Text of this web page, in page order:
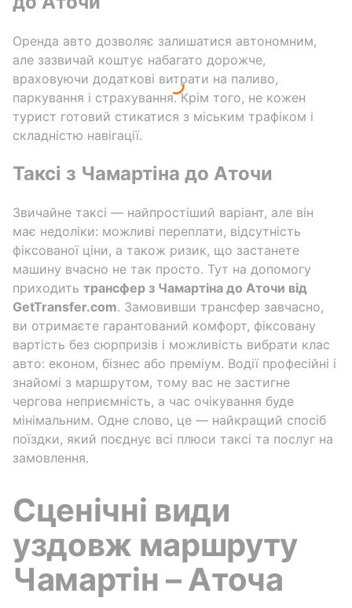
Оренда авто дозволяє залишатися автономним,
але зазвичай коштує набагато дорожче,
враховуючи додаткові витрати на паливо,
паркування і страхування. Крім того, не кожен
турист готовий стикатися з міським трафіком і
складністю навігації.
Таксі з Чамартіна до Аточи
Звичайне таксі — найпростіший варіант, але він
має недоліки: можливі переплати, відсутність
фіксованої ціни, а також ризик, що застанете
машину вчасно не так просто. Тут на допомогу
приходить трансфер з Чамартіна до Аточи від
GetTransfer.com. Замовивши трансфер завчасно,
ви отримаєте гарантований комфорт, фіксовану
вартість без сюрпризів і можливість вибрати клас
авто: економ, бізнес або преміум. Водії професійні і
знайомі з маршрутом, тому вас не застигне
чергова неприємність, а час очікування буде
мінімальним. Одне слово, це — найкращий спосіб
поїздки, який поєднує всі плюси таксі та послуг на
замовлення.
Сценічні види
уздовж маршруту
Чамартін – Аточа